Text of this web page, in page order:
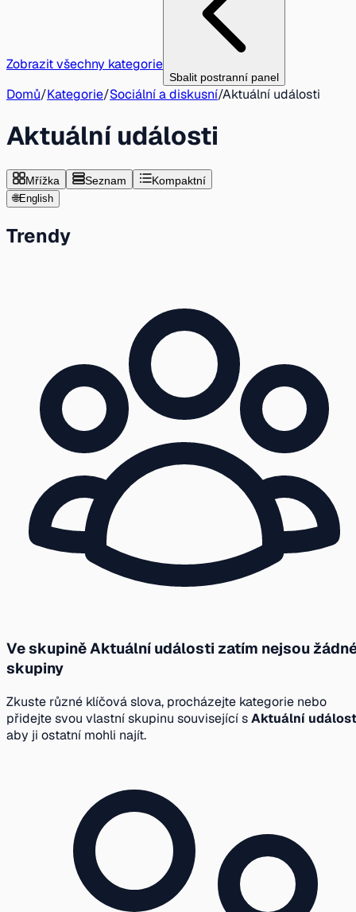
Zobrazit všechny kategorie
Sbalit postranní panel
Domů/Kategorie/Sociální a diskusní/Aktuální události
Aktuální události
Mřížka Seznam Kompaktní
🌐English
Trendy
Ve skupině Aktuální události zatím nejsou
skupiny
Zkuste různé klíčová slova, procházejte kategorie nebo
přidejte svou vlastní skupinu související sAktuální
aby ji ostatní mohli najít.